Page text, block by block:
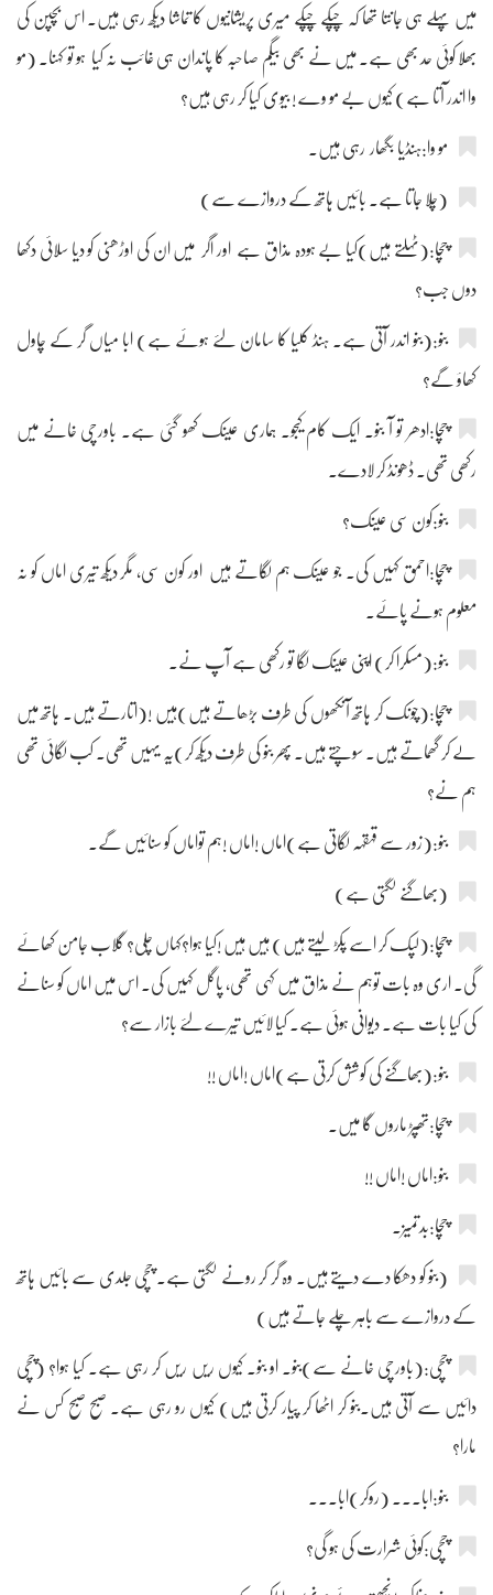
میں پہلے ہی جانتا تھا کہ چپکے چپکے میری پریشانیوں کا تماشا دیکھ رہی ہیں۔ اس بچپن کی
بھلا کوئی حد بھی ہے۔ میں نے بھی بیگم صاحبہ کا پاندان ہی غائب نہ کیا ہو تو کہنا۔ (مو
وا اندر آتا ہے) کیوں بے مو وے ! بیوی کیا کر رہی ہیں؟
مو وا:ہنڈیا بگھار رہی ہیں۔
(چلا جاتا ہے۔ بائیں ہاتھ کے دروازے سے)
چچا:(ٹہلتے ہیں)کیا بے ہودہ مذاق ہے اور اگر میں ان کی اوڑھنی کو دیا سلائی دکھا
دوں جب؟
بنو:(بنو اندر آتی ہے۔ ہنڈ کلیا کا سامان لئے ہوئے ہے) ابا میاں گر کے چاول
کھاؤ گے؟
چچا:ادھر تو آ بنو۔ ایک کام کیجو۔ ہماری عینک کھو گئی ہے۔ باورچی خانے میں
رکھی تھی۔ ڈھونڈ کر لادے۔
بنو:کون سی عینک؟
چچا:احمق کہیں کی۔ جو عینک ہم لگاتے ہیں اور کون سی، مگر دیکھ تیری اماں کو نہ
معلوم ہونے پائے۔
بنو:(مسکرا کر) اپنی عینک لگا تو رکھی ہے آپ نے۔
چچا:(چونک کر ہاتھ آنکھوں کی طرف بڑھاتے ہیں)ہیں !(اتارتے ہیں۔ ہاتھ میں
لے کر گھماتے ہیں۔ سوچتے ہیں۔ پھر بنو کی طرف دیکھ کر)یہ یہیں تھی۔ کب لگائی تھی
ہم نے؟
بنو:(زور سے قہقہہ لگاتی ہے)اماں !اماں !ہم تواماں کو سنائیں گے۔
(بھاگنے لگتی ہے)
چچا:(لپک کر اسے پکڑ لیتے ہیں) ہیں ہیں !کیا ہوا؟کہاں چلی؟ گلاب جامن کھائے
گی۔ اری وہ بات توہم نے مذاق میں کہی تھی، پاگل کہیں کی۔ اس میں اماں کو سنانے
کی کیا بات ہے۔ دیوانی ہوئی ہے۔ کیا لائیں تیرے لئے بازار سے؟
بنو:(بھاگنے کی کوشش کرتی ہے)اماں !اماں !!
چچا:تھپڑ ماروں گا میں۔
بنو:اماں !اماں !!
چچا:بدتمیز۔
(بنو کو دھکا دے دیتے ہیں۔ وہ گر کر رونے لگتی ہے۔ چچی جلدی سے بائیں ہاتھ
کے دروازے سے باہر چلے جاتے ہیں)
چچی:(باورچی خانے سے)بنو۔ او بنو۔ کیوں ریں ریں کر رہی ہے۔ کیا ہوا؟ (چچی
دائیں سے آتی ہیں۔بنو کر اٹھا کر پیار کرتی ہیں) کیوں رو رہی ہے۔ صبح صبح کس نے
مارا؟
بنو:ابا۔۔۔ (روکر)ابا۔۔۔
چچی:کوئی شرارت کی ہو گی؟